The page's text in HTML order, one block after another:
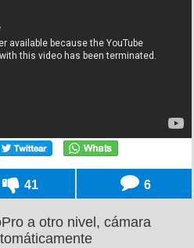
41 6
a otro nivel, cámara